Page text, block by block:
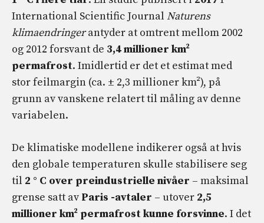
International Scientific Journal Naturens
klimaendringerantyder at omtrent mellom 2002
og 2012 forsvant de 3,4 millioner km²
permafrost. Imidlertid er det et estimat med
stor feilmargin (ca. ± 2,3 millioner km²), på
grunn av vanskene relatert til måling av denne
variabelen.
De klimatiske modellene indikerer også at hvis
den globale temperaturen skulle stabilisere seg
til 2 ° C over preindustrielle nivåer – maksimal
grense satt av Paris -avtaler – utover 2,5
millioner km² permafrost kunne forsvinne. I det